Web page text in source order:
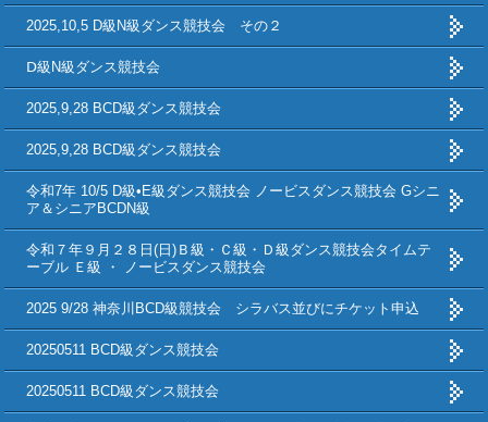
2025,10,5 D級N級ダンス競技会 その２
Ⅾ級N級ダンス競技会
2025,9,28 BCD級ダンス競技会
2025,9,28 BCD級ダンス競技会
令和7年 10/5 D級•E級ダンス競技会 ノービスダンス競技会 Gシニ
ア＆シニアBCDN級
令和７年９月２８日(日)Ｂ級・Ｃ級・Ｄ級ダンス競技会タイムテ
ーブル Ｅ級 ・ ノービスダンス競技会
2025 9/28 神奈川BCD級競技会 シラバス並びにチケット申込
20250511 BCD級ダンス競技会
20250511 BCD級ダンス競技会